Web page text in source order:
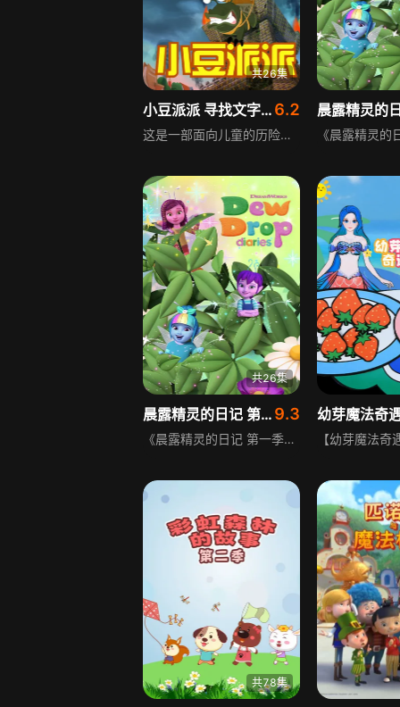
共26集
小豆派派 寻找文字之星 第1季 6.2
这是一部面向儿童的历险动画，第一季讲述被巫师陷害的乌拉哇星王子小豆，与为识字烦恼的人类小孩派派偶然相遇，两人被困文字王国的故事。要想走出文字王国，必须修好被白眼兽毁坏的文字塔，而修好文字塔的唯一工具是散落在王国里的文字之星，两人就此展开别开生面的历险。
共26集
晨露精灵的日记 第1季 英文版 9.3
《晨露精灵的日记 第一季》讲述了一群八厘米高的晨露精灵在大城市的冒险故事——对她们来说，人行道上的裂缝就像大峡谷一样大。她们被指派到人类家庭中，用自己的精灵力量秘密地帮助房子周围的人处理一些容易被忽视的小事，她们与人类世界的孩子们一起成长，经历了许多关于爱的温暖故事，在这场冒险里，智慧、勇气、爱心都必不可少。
幼芽魔法奇
共78集